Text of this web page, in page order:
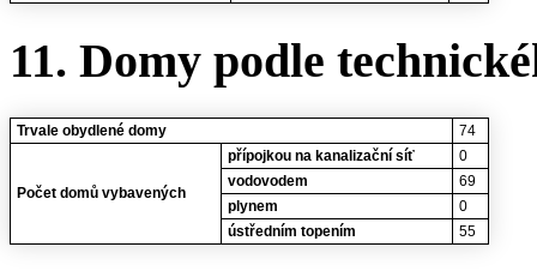
11. Domy podle
Trvale obydlené domy 74
Počet domů vybavených
přípojkou na kanalizační síť
0
vodovodem
69
plynem
0
ústředním topením
55